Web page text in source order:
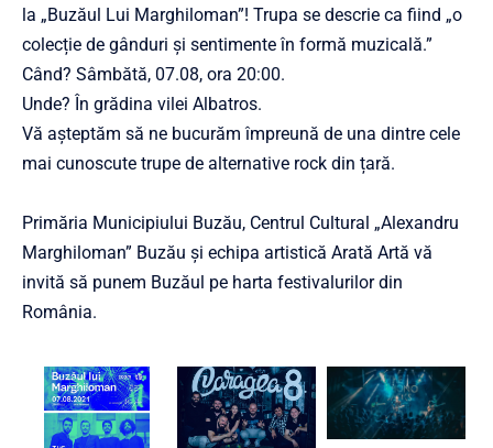
la „Buzăul Lui Marghiloman”! Trupa se descrie ca fiind „o
colecție de gânduri și sentimente în formă muzicală.”
Când? Sâmbătă, 07.08, ora 20:00.
Unde? În grădina vilei Albatros.
Vă așteptăm să ne bucurăm împreună de una dintre cele
mai cunoscute trupe de alternative rock din țară.
Primăria Municipiului Buzău, Centrul Cultural „Alexandru
Marghiloman” Buzău și echipa artistică Arată Artă vă
invită să punem Buzăul pe harta festivalurilor din
România.